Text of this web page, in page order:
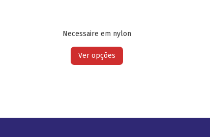
Necessaire em nylon
Ver opções